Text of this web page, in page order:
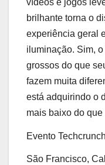
brilhante torna o
experiência geral
iluminação. Sim,
grossos do que
fazem muita
está adquirindo o
mais baixo do que
Evento Techcrunch
São Francisco,